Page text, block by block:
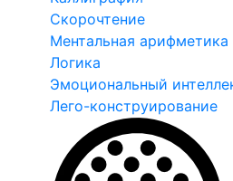
Скорочтение
Ментальная арифметика
Логика
Эмоциональный
Лего-конструирование